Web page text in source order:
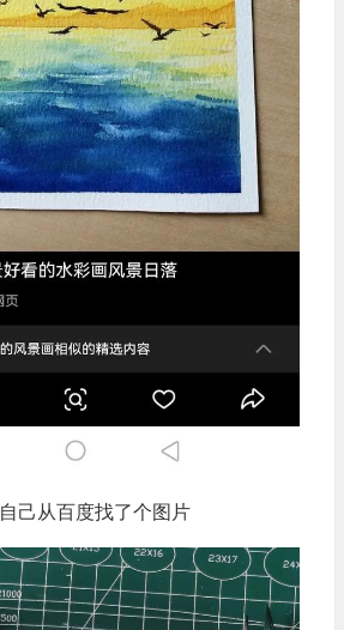
自己从百度找了个图片